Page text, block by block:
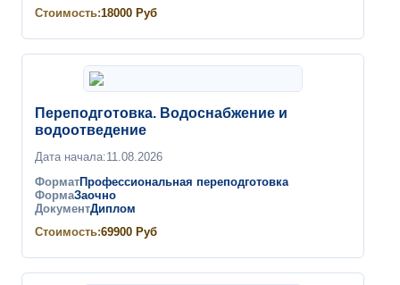
Стоимость:18000 Руб
Переподготовка. Водоснабжение и
водоотведение
Дата начала:11.08.2026
ФорматПрофессиональная переподготовка
ФормаЗаочно
ДокументДиплом
Стоимость:69900 Руб